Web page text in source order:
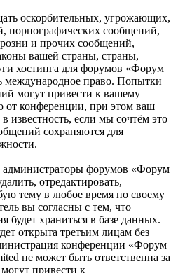
оскорбительных, угрожающих,
порнографических сообщений,
и прочих сообщений,
вашей страны, страны,
хостинга для форумов «Форум
международное право. Попытки
могут привести к вашему
конференции, при этом ваш
известность, если мы сочтём это
сохраняются для
администраторы форумов «Форум
отредактировать,
тему в любое время по своему
вы согласны с тем, что
будет храниться в базе данных.
открыта третьим лицам без
конференции «Форум
не может быть ответственна за
привести к